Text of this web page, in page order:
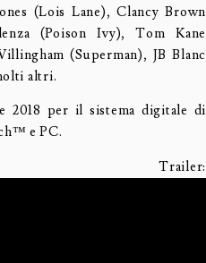
(Lois Lane), Clancy Brown
(Poison Ivy), Tom Kane
(Superman), JB Blanc
altri.
2018 per il sistema digitale di
e PC.